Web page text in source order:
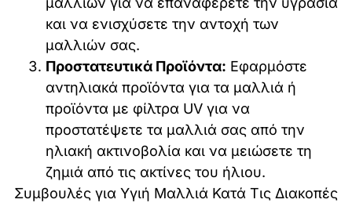
και να ενισχύσετε την αντοχή των
μαλλιών σας.
Προστατευτικά Προϊόντα: Εφαρμόστε
αντηλιακά προϊόντα για τα μαλλιά ή
προϊόντα με φίλτρα UV για να
προστατέψετε τα μαλλιά σας από την
ηλιακή ακτινοβολία και να μειώσετε τη
ζημιά από τις ακτίνες του ήλιου.
Συμβουλές για Υγιή Μαλλιά Κατά Τις Διακοπές